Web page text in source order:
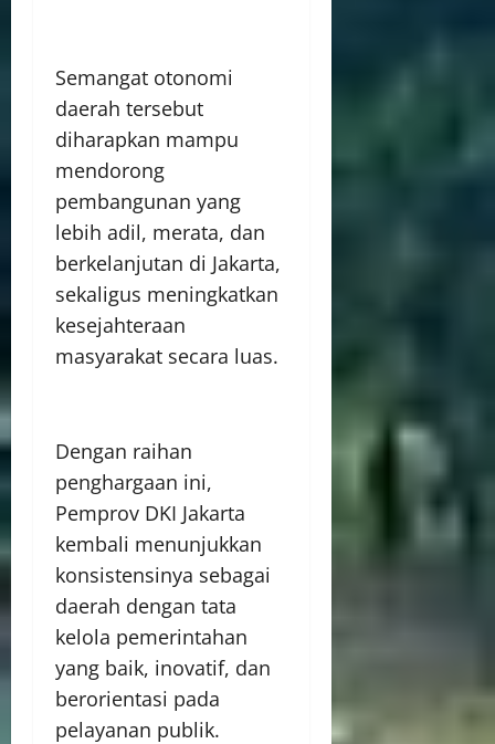
Semangat otonomi
daerah tersebut
diharapkan mampu
mendorong
pembangunan yang
lebih adil, merata, dan
berkelanjutan di Jakarta,
sekaligus meningkatkan
kesejahteraan
masyarakat secara luas.
Dengan raihan
penghargaan ini,
Pemprov DKI Jakarta
kembali menunjukkan
konsistensinya sebagai
daerah dengan tata
kelola pemerintahan
yang baik, inovatif, dan
berorientasi pada
pelayanan publik.